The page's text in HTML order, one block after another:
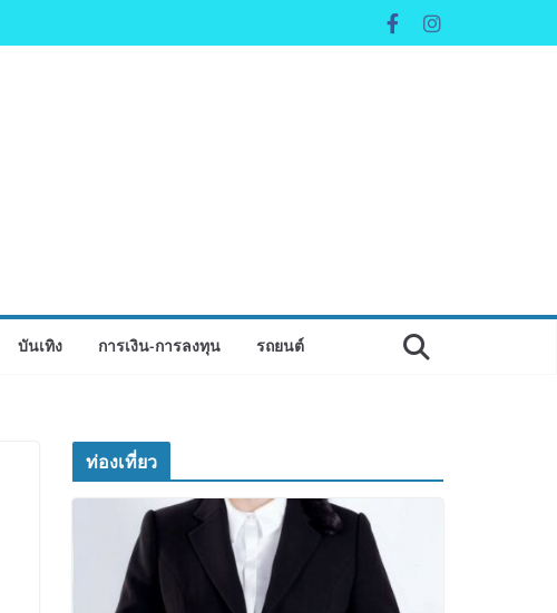
บันเทิง การเงิน-การลงทุน รถยนต์
ท่องเที่ยว